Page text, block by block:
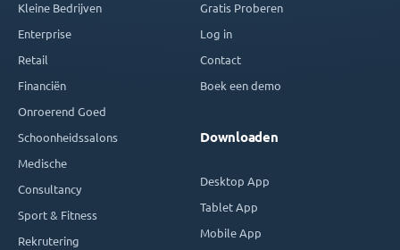
Kleine Bedrijven
Enterprise
Retail
Financiën
Onroerend Goed
Schoonheidssalons
Medische
Consultancy
Sport & Fitness
Rekrutering
Gratis Proberen
Log in
Contact
Boek een demo
Downloaden
Desktop App
Tablet App
Mobile App